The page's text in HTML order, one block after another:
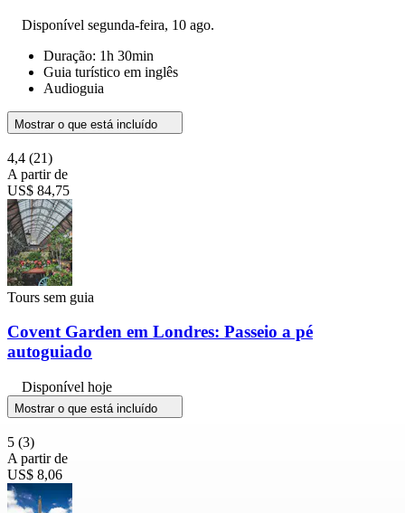
Disponível segunda-feira, 10 ago.
Duração: 1h 30min
Guia turístico em inglês
Audioguia
Mostrar o que está incluído
4,4 (21)
A partir de
US$ 84,75
Tours sem guia
Covent Garden em Londres: Passeio a pé
autoguiado
Disponível hoje
Mostrar o que está incluído
5 (3)
A partir de
US$ 8,06